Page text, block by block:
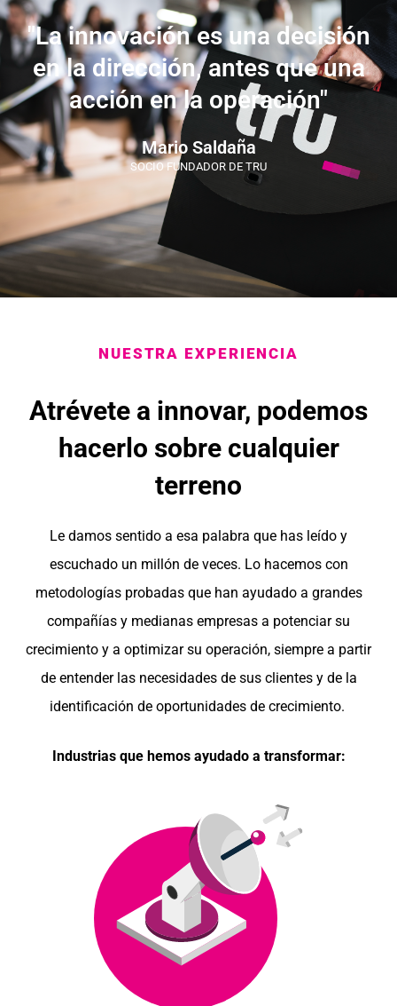
"La innovación es una decisión
en la dirección, antes que una
acción en la operación"
Mario Saldaña
SOCIO FUNDADOR DE TRU
NUESTRA EXPERIENCIA
Atrévete a innovar, podemos
hacerlo sobre cualquier
terreno
Le damos sentido a esa palabra que has leído y
escuchado un millón de veces. Lo hacemos con
metodologías probadas que han ayudado a grandes
compañías y medianas empresas a potenciar su
crecimiento y a optimizar su operación, siempre a partir
de entender las necesidades de sus clientes y de la
identificación de oportunidades de crecimiento.
Industrias que hemos ayudado a transformar: